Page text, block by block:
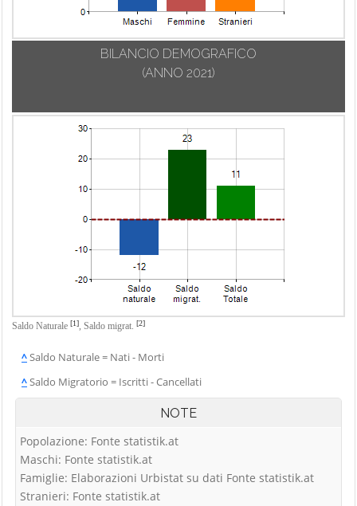
BILANCIO DEMOGRAFICO
(ANNO 2021)
Saldo Naturale [1], Saldo migrat. [2]
^Saldo Naturale = Nati - Morti
^Saldo Migratorio = Iscritti - Cancellati
NOTE
Popolazione: Fonte statistik.at
Maschi: Fonte statistik.at
Famiglie: Elaborazioni Urbistat su dati Fonte statistik.at
Stranieri: Fonte statistik.at